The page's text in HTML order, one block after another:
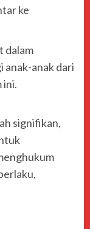
ke
dalam
anak-anak dari
ini.
signifikan,